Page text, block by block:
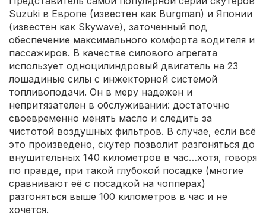
Suzuki в Европе (известен как Burgman) и Японии
(известен как Skywave), заточенный под
обеспечение максимального комфорта водителя и
пассажиров. В качестве силового агрегата
использует одноцилиндровый двигатель на 23
лошадиные силы с инжекторной системой
топливоподачи. Он в меру надежен и
непритязателен в обслуживании: достаточно
своевременно менять масло и следить за
чистотой воздушных фильтров. В случае, если всё
это произведено, скутер позволит разгоняться до
внушительных 140 километров в час…хотя, говоря
по правде, при такой глубокой посадке (многие
сравнивают её с посадкой на чопперах)
разгоняться выше 100 километров в час и не
хочется.